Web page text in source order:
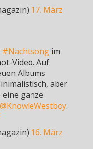
17. März
#Nachtsong im
Video. Auf
Albums
aber
ganze
@KnowleWestboy.
16. März